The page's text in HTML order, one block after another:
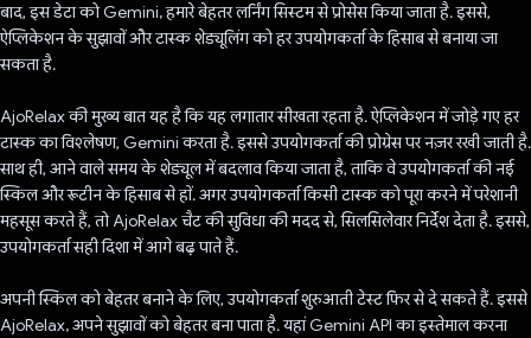
बाद, इस डेटा को Gemini, हमारे बेहतर लर्निंग सिस्टम से प्रोसेस किया जाता है. इससे,
ऐप्लिकेशन के सुझावों और टास्क शेड्यूलिंग को हर उपयोगकर्ता के हिसाब से बनाया जा
सकता है.
AjoRelax की मुख्य बात यह है कि यह लगातार सीखता रहता है. ऐप्लिकेशन में जोड़े गए हर
टास्क का विश्लेषण, Gemini करता है. इससे उपयोगकर्ता की प्रोग्रेस पर नज़र रखी जाती है.
साथ ही, आने वाले समय के शेड्यूल में बदलाव किया जाता है, ताकि वे उपयोगकर्ता की नई
स्किल और रूटीन के हिसाब से हों. अगर उपयोगकर्ता किसी टास्क को पूरा करने में परेशानी
महसूस करते हैं, तो AjoRelax चैट की सुविधा की मदद से, सिलसिलेवार निर्देश देता है. इससे,
उपयोगकर्ता सही दिशा में आगे बढ़ पाते हैं.
अपनी स्किल को बेहतर बनाने के लिए, उपयोगकर्ता शुरुआती टेस्ट फिर से दे सकते हैं. इससे
AjoRelax, अपने सुझावों को बेहतर बना पाता है. यहां Gemini API का इस्तेमाल करना